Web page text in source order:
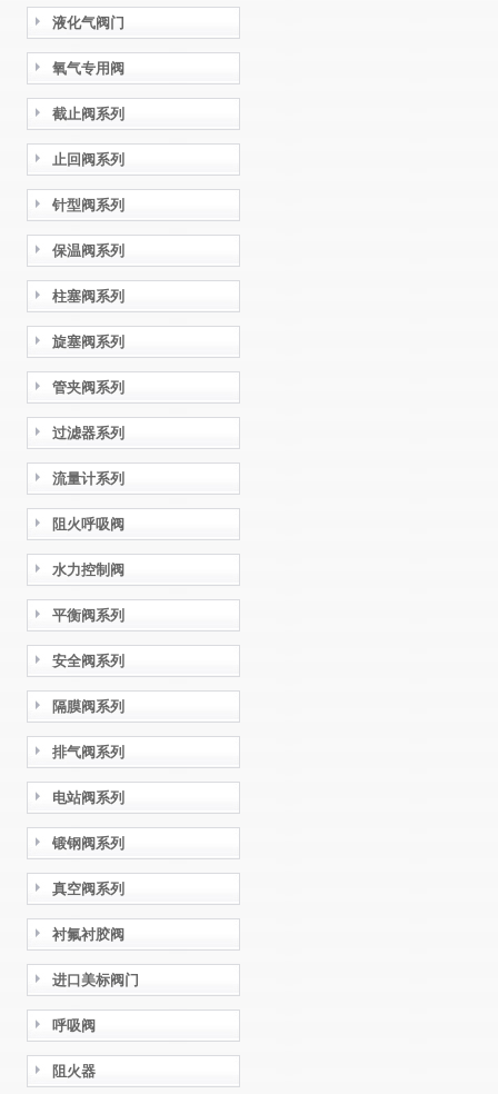
液化气阀门
氧气专用阀
截止阀系列
止回阀系列
针型阀系列
保温阀系列
柱塞阀系列
旋塞阀系列
管夹阀系列
过滤器系列
流量计系列
阻火呼吸阀
水力控制阀
平衡阀系列
安全阀系列
隔膜阀系列
排气阀系列
电站阀系列
锻钢阀系列
真空阀系列
衬氟衬胶阀
进口美标阀门
呼吸阀
阻火器